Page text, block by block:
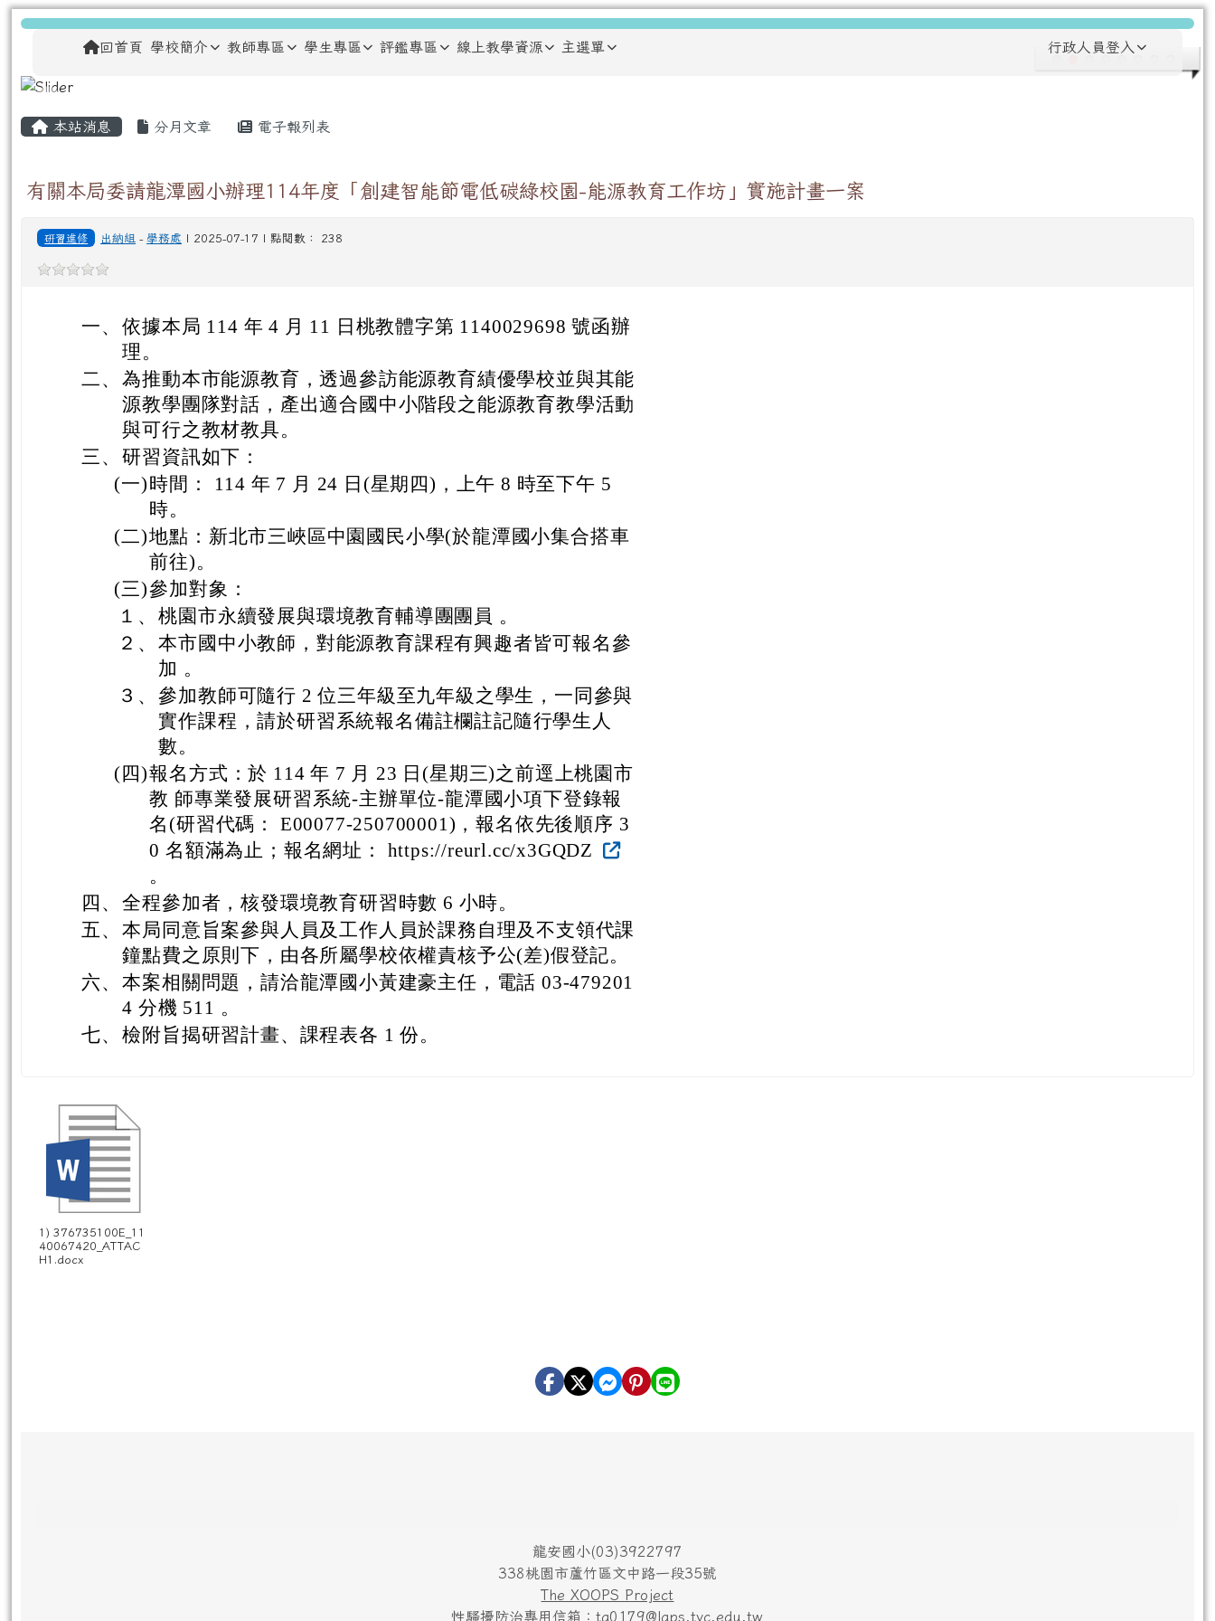
跳至主內容區
龍安國民小學
導覽列回首頁 學校簡介 教師專區 學生專區 評鑑專區 線上教學資源 主選單 行政人員登入
主內容區域
本站消息 分月文章 電子報列表
有關本局委請龍潭國小辦理114年度「創建智能節電低碳綠校園-能源教育工作坊」實施計畫一案
研習進修 出納組 - 學務處 | 2025-07-17 | 點閱數： 238
一、 依據本局 114 年 4 月 11 日桃教體字第 1140029698 號函辦
理。
二、 為推動本市能源教育，透過參訪能源教育績優學校並與其能
源教學團隊對話，產出適合國中小階段之能源教育教學活動
與可行之教材教具。
三、 研習資訊如下：
(一)時間： 114 年 7 月 24 日(星期四)，上午 8 時至下午 5
時。
(二)地點：新北市三峽區中園國民小學(於龍潭國小集合搭車
前往)。
(三)參加對象：
１、 桃園市永續發展與環境教育輔導團團員 。
２、 本市國中小教師，對能源教育課程有興趣者皆可報名參
加 。
３、 參加教師可隨行 2 位三年級至九年級之學生，一同參與
實作課程，請於研習系統報名備註欄註記隨行學生人
數。
(四)報名方式：於 114 年 7 月 23 日(星期三)之前逕上桃園市
教 師專業發展研習系統-主辦單位-龍潭國小項下登錄報
名(研習代碼： E00077-250700001)，報名依先後順序 3
0 名額滿為止；報名網址： https://reurl.cc/x3GQDZ
。
四、 全程參加者，核發環境教育研習時數 6 小時。
五、 本局同意旨案參與人員及工作人員於課務自理及不支領代課
鐘點費之原則下，由各所屬學校依權責核予公(差)假登記。
六、 本案相關問題，請洽龍潭國小黃建豪主任，電話 03-479201
4 分機 511 。
七、 檢附旨揭研習計畫、課程表各 1 份。
1) 376735100E_11
40067420_ATTAC
H1.docx
頁尾區域
龍安國小(03)3922797
338桃園市蘆竹區文中路一段35號
The XOOPS Project
性騷擾防治專用信箱：ta0179@laps.tyc.edu.tw